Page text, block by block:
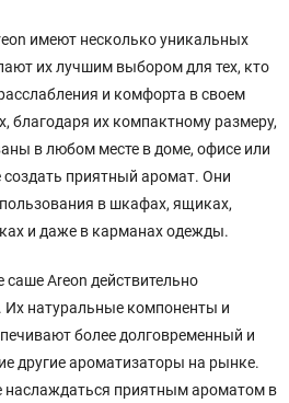
имеют несколько уникальных
их лучшим выбором для тех, кто
и комфорта в своем
благодаря их компактному размеру,
в любом месте в доме, офисе или
создать приятный аромат. Они
в шкафах, ящиках,
и даже в карманах одежды.
Areon действительно
натуральные компоненты и
более долговременный и
другие ароматизаторы на рынке.
наслаждаться приятным ароматом в